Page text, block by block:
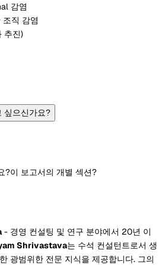
감염
직 감염
추진)
싶으신가요?
?이 보고서의 개별 섹션?
- 경영 컨설팅 및 연구 분야에서 20년 이
Shrivastava는 수석 컨설턴트로서 생
광범위한 전문 지식을 제공합니다. 그의